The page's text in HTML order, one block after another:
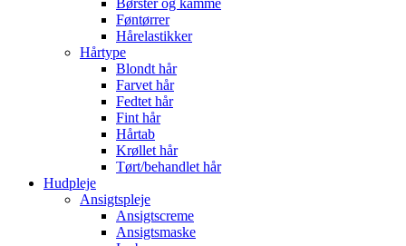
Børster og kamme
Føntørrer
Hårelastikker
Hårtype
Blondt hår
Farvet hår
Fedtet hår
Fint hår
Hårtab
Krøllet hår
Tørt/behandlet hår
Hudpleje
Ansigtspleje
Ansigtscreme
Ansigtsmaske